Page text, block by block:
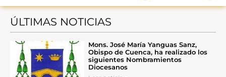
ÚLTIMAS NOTICIAS
Mons. José María Yanguas Sanz,
Obispo de Cuenca, ha realizado los
siguientes Nombramientos
Diocesanos